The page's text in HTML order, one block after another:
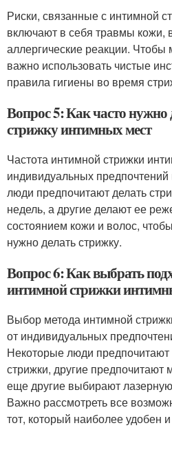
Риски, связанные с интимной
включают в себя травмы кожи,
аллергические реакции. Чтобы
важно использовать чистые
правила гигиены во время
Вопрос 5: Как часто
стрижку интимных мест
Частота интимной стрижки
индивидуальных
люди предпочитают делать
недель, а другие делают ее
состоянием кожи и волос,
нужно делать стрижку.
Вопрос 6: Как выбрать
интимной стрижки
Выбор метода интимной
от индивидуальных
Некоторые люди предпочитают
стрижки, другие предпочитают
еще другие выбирают
Важно рассмотреть все
тот, который наиболее удобен